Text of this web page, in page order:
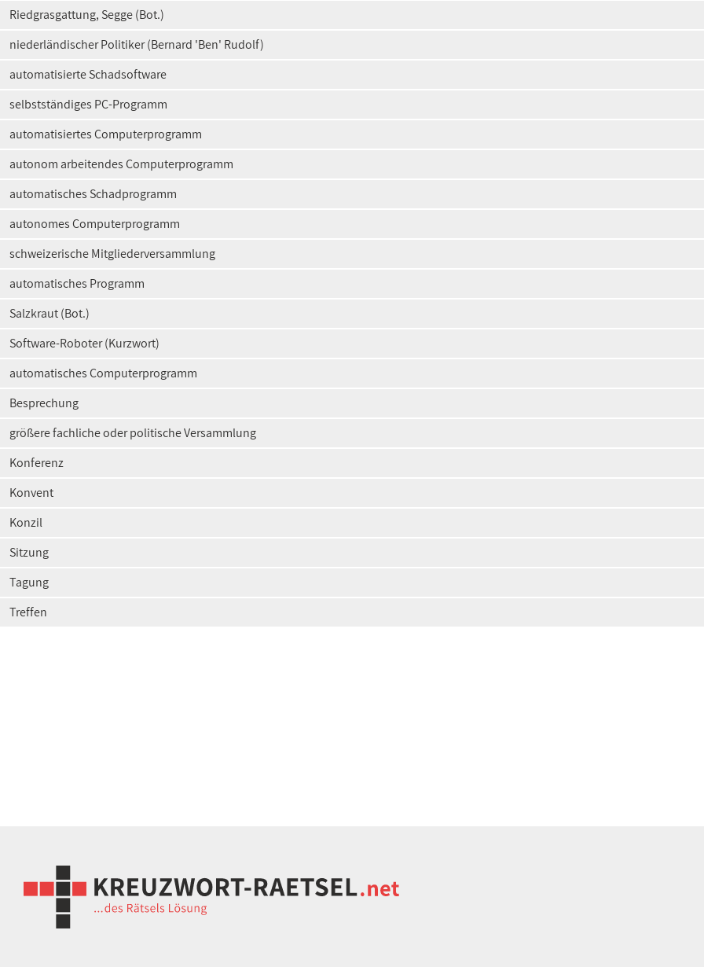
Riedgrasgattung, Segge (Bot.)
niederländischer Politiker (Bernard 'Ben' Rudolf)
automatisierte Schadsoftware
selbstständiges PC-Programm
automatisiertes Computerprogramm
autonom arbeitendes Computerprogramm
automatisches Schadprogramm
autonomes Computerprogramm
schweizerische Mitgliederversammlung
automatisches Programm
Salzkraut (Bot.)
Software-Roboter (Kurzwort)
automatisches Computerprogramm
Besprechung
größere fachliche oder politische Versammlung
Konferenz
Konvent
Konzil
Sitzung
Tagung
Treffen